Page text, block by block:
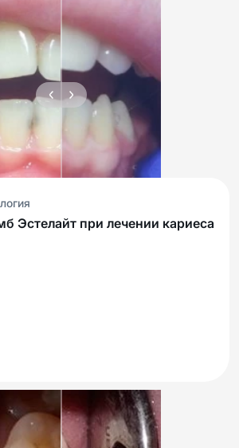
Эстелайт при лечении кариеса